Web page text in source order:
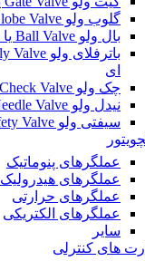
گلوب ولو Globe Valve یا شیر کروی
بال ولو Ball Valve یا شیر توپی
ای
چک ولو Check Valve یا شیر یک طرفه
نیدل ولو Needle Valve یا شیر سوزنی
سیفتی ولو Safety Valve یا شیر اطمینان
عملگرهای پنوماتیک
عملگرهای هیدرولیک
عملگرهای حرارتی
عملگرهای الکتریکی
سایر
های کنترلی